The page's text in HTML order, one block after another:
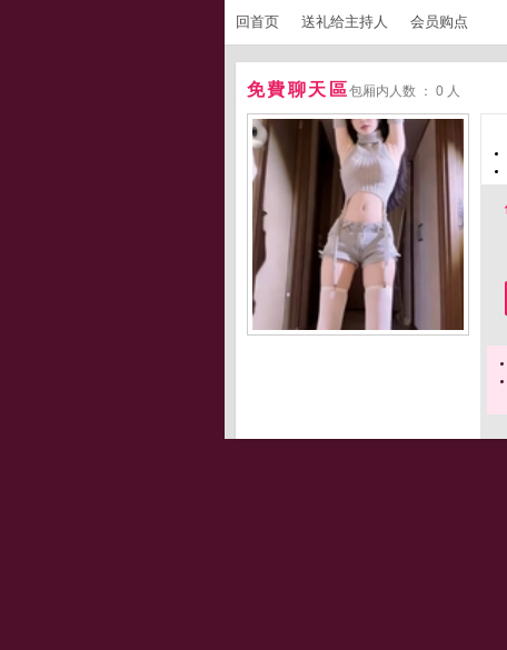
回首页 送礼给主持人 会员购点
免費聊天區包厢内人数 ： 0 人